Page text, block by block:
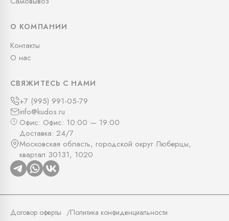
О КОМПАНИИ
Контакты
О нас
СВЯЖИТЕСЬ С НАМИ
+7 (995) 991-05-79
info@kudos.ru
Офис: Офис: 10:00 — 19:00
Доставка: 24/7
Московская область, городской округ Люберцы,
квартал 30131, 1020
Договор оферты Политика конфиденциальности